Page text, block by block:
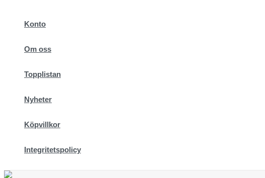
innehållKonto
Om oss
Topplistan
Nyheter
Köpvillkor
Integritetspolicy